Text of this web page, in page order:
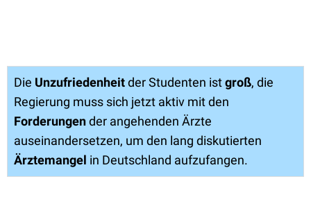
Die Unzufriedenheitder Studenten istgroß, die
Regierung muss sich jetzt aktiv mit den
Forderungender angehenden Ärzte
auseinandersetzen, um den lang diskutierten
Ärztemangel in Deutschland aufzufangen.